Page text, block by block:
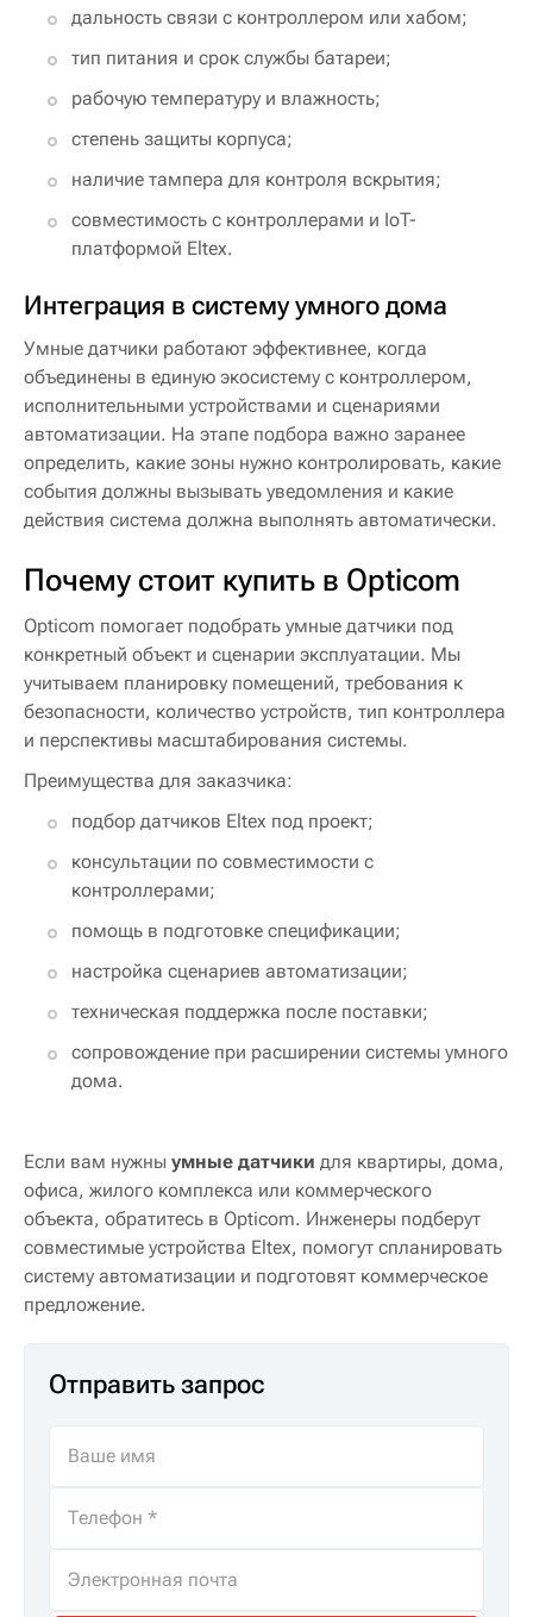
дальность связи с контроллером или хабом;
тип питания и срок службы батареи;
рабочую температуру и влажность;
степень защиты корпуса;
наличие тампера для контроля вскрытия;
совместимость с контроллерами и IoT-
платформой Eltex.
Интеграция в систему умного дома
Умные датчики работают эффективнее, когда
объединены в единую экосистему с контроллером,
исполнительными устройствами и сценариями
автоматизации. На этапе подбора важно заранее
определить, какие зоны нужно контролировать, какие
события должны вызывать уведомления и какие
действия система должна выполнять автоматически.
Почему стоит купить в Opticom
Opticom помогает подобрать умные датчики под
конкретный объект и сценарии эксплуатации. Мы
учитываем планировку помещений, требования к
безопасности, количество устройств, тип контроллера
и перспективы масштабирования системы.
Преимущества для заказчика:
подбор датчиков Eltex под проект;
консультации по совместимости с
контроллерами;
помощь в подготовке спецификации;
настройка сценариев автоматизации;
техническая поддержка после поставки;
сопровождение при расширении системы умного
дома.
Если вам нужны умные датчики для квартиры, дома,
офиса, жилого комплекса или коммерческого
объекта, обратитесь в Opticom. Инженеры подберут
совместимые устройства Eltex, помогут спланировать
систему автоматизации и подготовят коммерческое
предложение.
Отправить запрос